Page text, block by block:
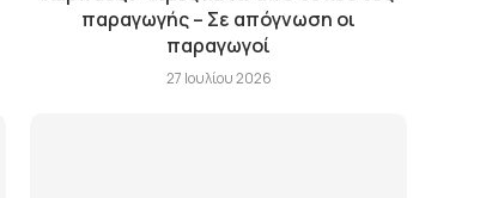
παραγωγής – Σε απόγνωση οι
παραγωγοί
27 Ιουλίου 2026